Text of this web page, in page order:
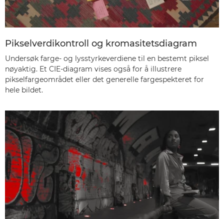
Pikselverdikontroll og kromasitetsdiagram
Undersøk farge- og lysstyrkeverdiene til en bestemt piksel
nøyaktig. Et CIE-diagram vises også for å illustrere
pikselfargeområdet eller det generelle fargespekteret for
hele bildet.